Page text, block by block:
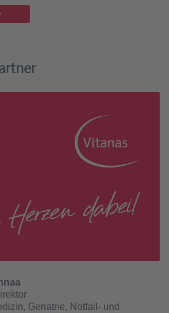
Geriatrie, Notfall- und